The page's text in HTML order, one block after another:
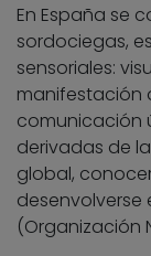
En España se
sordociegas,
sensoriales:
manifestación
comunicación
derivadas de
global,
desenvolverse
(Organización